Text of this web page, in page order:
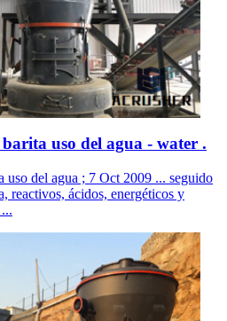
uso del agua - water .
uso del agua ; 7 Oct 2009 ... seguido
reactivos, ácidos, energéticos y